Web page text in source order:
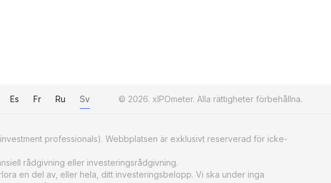
© 2026. xIPOmeter. Alla rättigheter förbehållna.
Es Fr Ru Sv
professionals). Webbplatsen är exklusivt reserverad för icke-
rådgivning eller investeringsrådgivning.
en del av, eller hela, ditt investeringsbelopp. Vi ska under inga